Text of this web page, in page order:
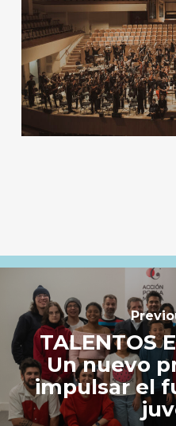
TALENTOS
Un nuevo
impulsar el